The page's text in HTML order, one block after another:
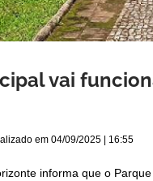
vai
em 04/09/2025 | 16:55
informa que o